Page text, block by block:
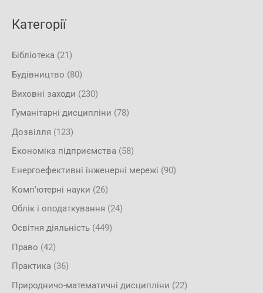
Категорії
Бібліотека (21)
Будівництво (80)
Виховні заходи (230)
Гуманітарні дисципліни (78)
Дозвілля (123)
Економіка підприємства (58)
Енергоефективні інженерні мережі (90)
Комп'ютерні науки (26)
Облік і оподаткування (24)
Освітня діяльність (449)
Право (42)
Практика (36)
Природничо-математичні дисципліни (22)